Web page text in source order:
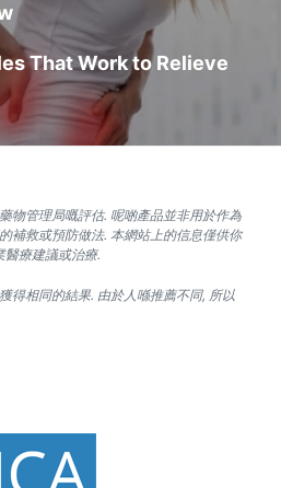
That Work to Relieve
物管理局嘅評估. 呢啲產品並非用於作為
補救或預防做法. 本網站上的信息僅供你
醫療建議或治療.
得相同的結果. 由於人喺推薦不同, 所以